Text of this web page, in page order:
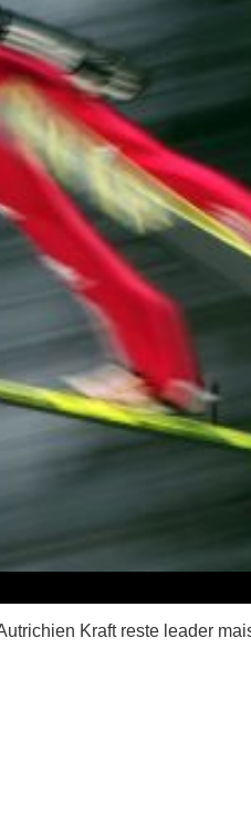
Kraft reste leader